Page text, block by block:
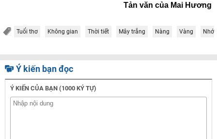
Tản văn của Mai Hương
Tuổi thơ Không gian Thời tiết Mây trắng Nàng Vàng Nhớ
Ý kiến bạn đọc
Ý KIẾN CỦA BẠN (1000 KÝ TỰ)